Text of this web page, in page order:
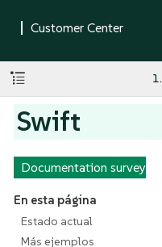
Swift
Documentation survey
En esta página
Estado actual
Más ejemplos